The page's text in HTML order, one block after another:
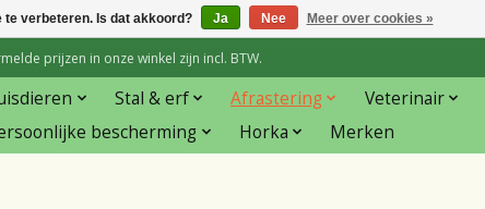
prijzen in onze winkel zijn incl. BTW.
Stal & erf Afrastering Veterinair
bescherming Horka Merken
te verbeteren. Is dat akkoord? Ja Nee Meer over cookies »